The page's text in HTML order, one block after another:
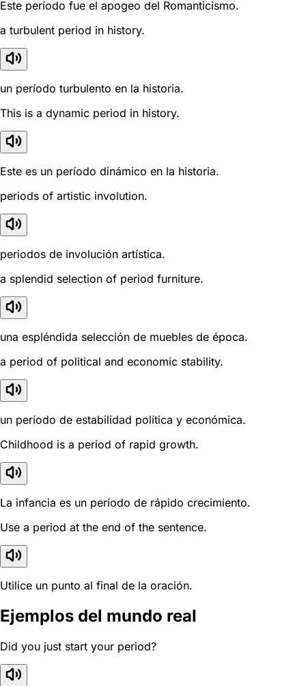
Este período fue el apogeo del Romanticismo.
a turbulent period in history.
un período turbulento en la historia.
This is a dynamic period in history.
Este es un período dinámico en la historia.
periods of artistic involution.
periodos de involución artística.
a splendid selection of period furniture.
una espléndida selección de muebles de época.
a period of political and economic stability.
un período de estabilidad política y económica.
Childhood is a period of rapid growth.
La infancia es un período de rápido crecimiento.
Use a period at the end of the sentence.
Utilice un punto al final de la oración.
Ejemplos del mundo real
Did you just start your period?